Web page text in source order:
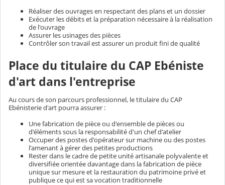
Réaliser des ouvrages en respectant des plans et un dossier
Exécuter les débits et la préparation nécessaire à la réalisation
de l'ouvrage
Assurer les usinages des pièces
Contrôler son travail est assurer un produit fini de qualité
Place du titulaire du CAP Ebéniste
d'art dans l'entreprise
Au cours de son parcours professionnel, le titulaire du CAP
Ebénisterie d'art pourra assurer :
Une fabrication de pièce ou d'ensemble de pièces ou
d'éléments sous la responsabilité d'un chef d'atelier
Occuper des postes d'opérateur sur machine ou des postes
l'amenant à gérer des petites productions
Rester dans le cadre de petite unité artisanale polyvalente et
diversifiée orientée davantage dans la fabrication de pièce
unique sur mesure et la restauration du patrimoine privé et
publique ce qui est sa vocation traditionnelle